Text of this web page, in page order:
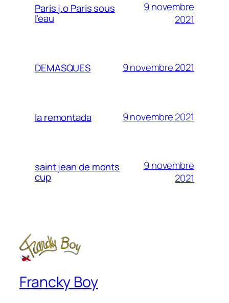
Paris j.o Paris sous
l’eau
9 novembre
2021
DEMASQUES 9 novembre 2021
la remontada 9 novembre 2021
saint jean de monts
cup
9 novembre
2021
Francky Boy